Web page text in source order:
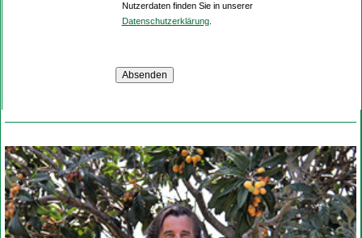
Nutzerdaten finden Sie in unserer
Datenschutzerklärung.